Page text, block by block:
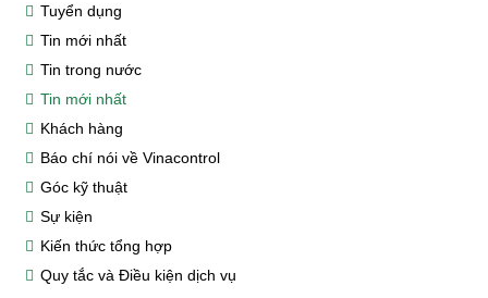
Tuyển dụng
Tin mới nhất
Tin trong nước
Tin mới nhất
Khách hàng
Báo chí nói về Vinacontrol
Góc kỹ thuật
Sự kiện
Kiến thức tổng hợp
Quy tắc và Điều kiện dịch vụ